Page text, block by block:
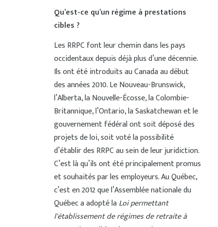
Qu’est-ce qu’un régime à prestations
cibles ?
Les RRPC font leur chemin dans les pays
occidentaux depuis déjà plus d’une décennie.
Ils ont été introduits au Canada au début
des années 2010. Le Nouveau-Brunswick,
l’Alberta, la Nouvelle-Écosse, la Colombie-
Britannique, l’Ontario, la Saskatchewan et le
gouvernement fédéral ont soit déposé des
projets de loi, soit voté la possibilité
d’établir des RRPC au sein de leur juridiction.
C’est là qu’ils ont été principalement promus
et souhaités par les employeurs. Au Québec,
c’est en 2012 que l’Assemblée nationale du
Québec a adopté laLoi permettant
l'établissement de régimes de retraite à